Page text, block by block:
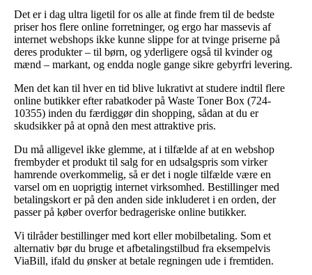
Det er i dag ultra ligetil for os alle at finde frem til de bedste
priser hos flere online forretninger, og ergo har massevis af
internet webshops ikke kunne slippe for at tvinge priserne på
deres produkter – til børn, og yderligere også til kvinder og
mænd – markant, og endda nogle gange sikre gebyrfri levering.
Men det kan til hver en tid blive lukrativt at studere indtil flere
online butikker efter rabatkoder på Waste Toner Box (724-
10355) inden du færdiggør din shopping, sådan at du er
skudsikker på at opnå den mest attraktive pris.
Du må alligevel ikke glemme, at i tilfælde af at en webshop
frembyder et produkt til salg for en udsalgspris som virker
hamrende overkommelig, så er det i nogle tilfælde være en
varsel om en uoprigtig internet virksomhed. Bestillinger med
betalingskort er på den anden side inkluderet i en orden, der
passer på køber overfor bedrageriske online butikker.
Vi tilråder bestillinger med kort eller mobilbetaling. Som et
alternativ bør du bruge et afbetalingstilbud fra eksempelvis
ViaBill, ifald du ønsker at betale regningen ude i fremtiden.